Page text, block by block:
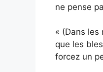
ne pense
« (Dans
que les
forcez un